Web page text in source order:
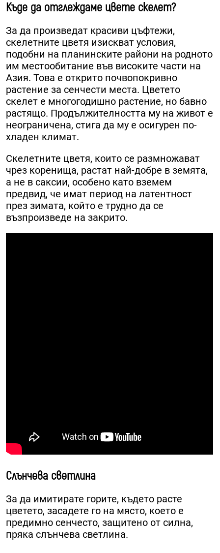
Къде да отглеждаме цвете скелет?
За да произведат красиви цъфтежи,
скелетните цветя изискват условия,
подобни на планинските райони на родното
им местообитание във високите части на
Азия. Това е открито почвопокривно
растение за сенчести места. Цветето
скелет е многогодишно растение, но бавно
растящо. Продължителността му на живот е
неограничена, стига да му е осигурен по-
хладен климат.
Скелетните цветя, които се размножават
чрез коренища, растат най-добре в земята,
а не в саксии, особено като вземем
предвид, че имат период на латентност
през зимата, който е трудно да се
възпроизведе на закрито.
Слънчева светлина
За да имитирате горите, където расте
цветето, засадете го на място, което е
предимно сенчесто, защитено от силна,
пряка слънчева светлина.